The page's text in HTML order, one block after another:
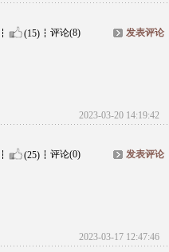
(15) 评论(8) 发表评论
2023-03-20 14:19:42
(25) 评论(0) 发表评论
2023-03-17 12:47:46